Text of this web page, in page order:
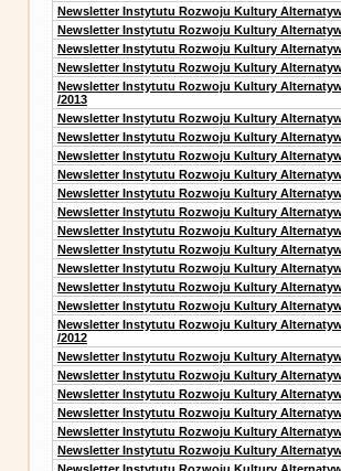
Newsletter Instytutu Rozwoju Kultury
Newsletter Instytutu Rozwoju Kultury
Newsletter Instytutu Rozwoju Kultury
Newsletter Instytutu Rozwoju Kultury
Newsletter Instytutu Rozwoju Kultury
/2013
Newsletter Instytutu Rozwoju Kultury
Newsletter Instytutu Rozwoju Kultury
Newsletter Instytutu Rozwoju Kultury
Newsletter Instytutu Rozwoju Kultury
Newsletter Instytutu Rozwoju Kultury
Newsletter Instytutu Rozwoju Kultury
Newsletter Instytutu Rozwoju Kultury
Newsletter Instytutu Rozwoju Kultury
Newsletter Instytutu Rozwoju Kultury
Newsletter Instytutu Rozwoju Kultury
Newsletter Instytutu Rozwoju Kultury
Newsletter Instytutu Rozwoju Kultury
/2012
Newsletter Instytutu Rozwoju Kultury
Newsletter Instytutu Rozwoju Kultury
Newsletter Instytutu Rozwoju Kultury
Newsletter Instytutu Rozwoju Kultury
Newsletter Instytutu Rozwoju Kultury
Newsletter Instytutu Rozwoju Kultury